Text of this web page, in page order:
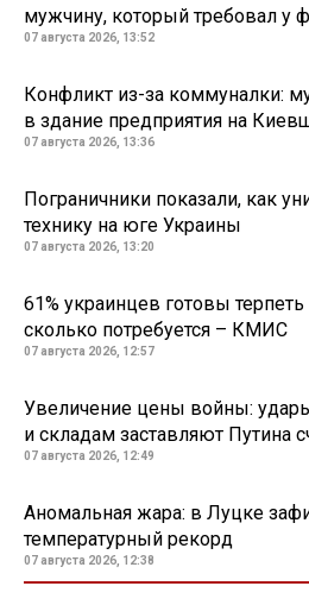
мужчину, который требовал у
07 августа 2026, 13:52
Конфликт из-за коммуналки:
в здание предприятия на
07 августа 2026, 13:36
Пограничники показали, как
технику на юге Украины
07 августа 2026, 13:20
61% украинцев готовы
сколько потребуется – КМИС
07 августа 2026, 12:57
Увеличение цены войны:
и складам заставляют Путина
07 августа 2026, 12:49
Аномальная жара: в Луцке
температурный рекорд
07 августа 2026, 12:38